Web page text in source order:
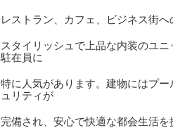
レストラン、カフェ、ビジネス街
スタイリッシュで上品な内装のユ
駐在員に
特に人気があります。建物にはプ
ュリティが
完備され、安心で快適な都会生活を